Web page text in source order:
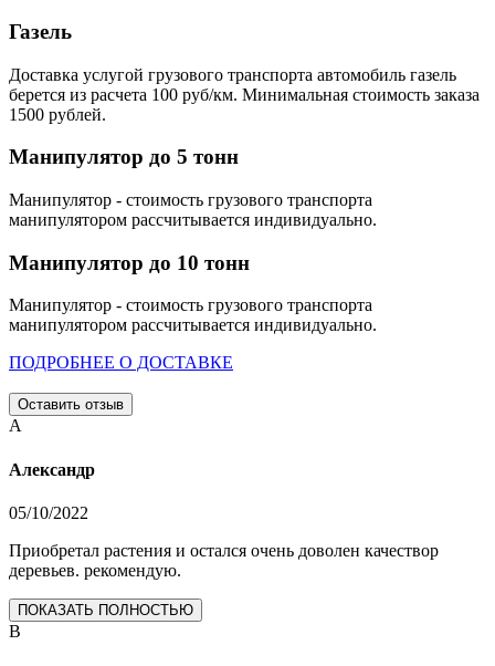
Газель
Доставка услугой грузового транспорта автомобиль газель
берется из расчета 100 руб/км. Минимальная стоимость заказа
1500 рублей.
Манипулятор до 5 тонн
Манипулятор - стоимость грузового транспорта
манипулятором рассчитывается индивидуально.
Манипулятор до 10 тонн
Манипулятор - стоимость грузового транспорта
манипулятором рассчитывается индивидуально.
ПОДРОБНЕЕ О ДОСТАВКЕ
Оставить отзыв
А
Александр
05/10/2022
Приобретал растения и остался очень доволен качествор
деревьев. рекомендую.
ПОКАЗАТЬ ПОЛНОСТЬЮ
В